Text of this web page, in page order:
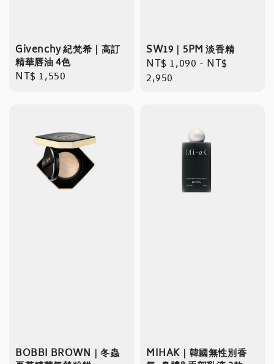
Givenchy 紀梵希｜高訂
精華唇油 4色
Regular
NT$ 1,550
SW19｜5PM 淡香精
Regular
price
NT$ 1,090 - NT$
2,950
BOBBI BROWN｜冬蟲 MIHAK｜韓國無性別香